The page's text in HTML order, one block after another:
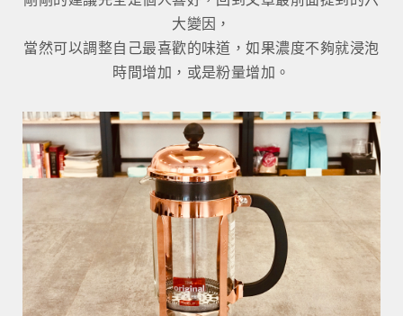
大變因，
當然可以調整自己最喜歡的味道，如果濃度不夠就浸泡
時間增加，或是粉量增加。